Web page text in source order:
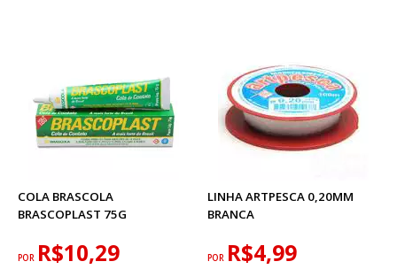
COLA BRASCOLA
BRASCOPLAST 75G
POR R$10,29
LINHA ARTPESCA 0,20MM
BRANCA
POR R$4,99